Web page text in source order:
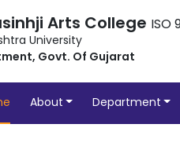
Arts College ISO
University
Govt. Of Gujarat
About Department